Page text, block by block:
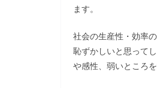
ます。
社会の生産性・効率
恥ずかしいと思って
や感性、弱いところ